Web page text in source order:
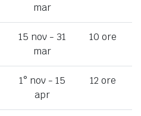
mar
15 nov - 31
mar
10 ore
1° nov - 15
apr
12 ore